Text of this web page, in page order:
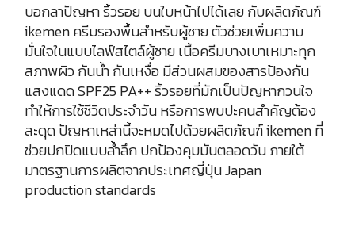
บอกลาปัญหา ริ้วรอย บนใบหน้าไปได้เลย กับผลิตภัณฑ์
ikemen ครีมรองพื้นสำหรับผู้ชาย ตัวช่วยเพิ่มความ
มั่นใจในแบบไลฟ์สไตล์ผู้ชาย เนื้อครีมบางเบาเหมาะทุก
สภาพผิว กันน้ำ กันเหงื่อ มีส่วนผสมของสารป้องกัน
แสงแดด SPF25 PA++ ริ้วรอยที่มักเป็นปัญหากวนใจ
ทำให้การใช้ชีวิตประจำวัน หรือการพบปะคนสำคัญต้อง
สะดุด ปัญหาเหล่านี้จะหมดไปด้วยผลิตภัณฑ์ ikemen ที่
ช่วยปกปิดแบบล้ำลึก ปกป้องคุมมันตลอดวัน ภายใต้
มาตรฐานการผลิตจากประเทศญี่ปุ่น Japan
production standards